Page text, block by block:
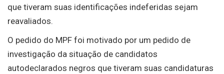
que tiveram suas identificações indeferidas sejam
reavaliados.
O pedido do MPF foi motivado por um pedido de
investigação da situação de candidatos
autodeclarados negros que tiveram suas candidaturas